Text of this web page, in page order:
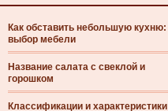
Как обставить небольшую кухню:
выбор мебели
Название салата с свеклой и
горошком
Классификации и характеристики